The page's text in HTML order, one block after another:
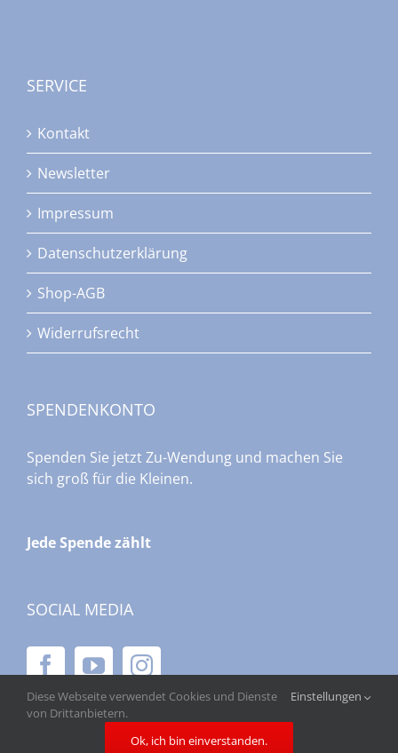
SERVICE
Kontakt
Newsletter
Impressum
Datenschutzerklärung
Shop-AGB
Widerrufsrecht
SPENDENKONTO
Spenden Sie jetzt Zu-Wendung und machen Sie
sich groß für die Kleinen.
Jede Spende zählt
SOCIAL MEDIA
Diese Webseite verwendet Cookies und Dienste
von Drittanbietern.
Einstellungen
Ok, ich bin einverstanden.